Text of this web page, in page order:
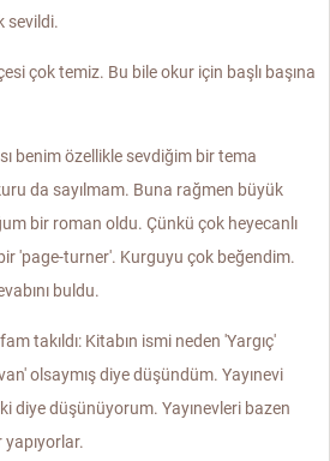
sevildi.
çok temiz. Bu bile okur için başlı başına
benim özellikle sevdiğim bir tema
da sayılmam. Buna rağmen büyük
bir roman oldu. Çünkü çok heyecanlı
'page-turner'. Kurguyu çok beğendim.
buldu.
takıldı: Kitabın ismi neden 'Yargıç'
olsaymış diye düşündüm. Yayınevi
diye düşünüyorum. Yayınevleri bazen
yapıyorlar.